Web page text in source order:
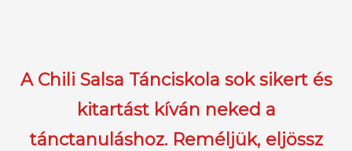
A Chili Salsa Tánciskola sok sikert és
kitartást kíván neked a
tánctanuláshoz. Reméljük, eljössz